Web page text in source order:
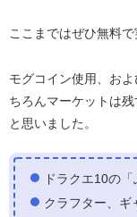
ここまではぜひ無料で
モグコイン使用、お
ちろんマーケットは
と思いました。
ドラクエ10の
クラフター、ギ